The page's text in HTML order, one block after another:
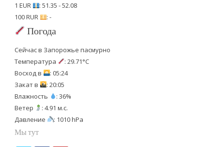
1 EUR
: 51.35 - 52.08
100 RUR
: -
Погода
Сейчас в Запорожье пасмурно
Температура
: 29.71°C
Восход в
: 05:24
Закат в
: 20:05
Влажность
: 36%
Ветер
: 4.91 м.с.
Давление
: 1010 hPa
Мы тут